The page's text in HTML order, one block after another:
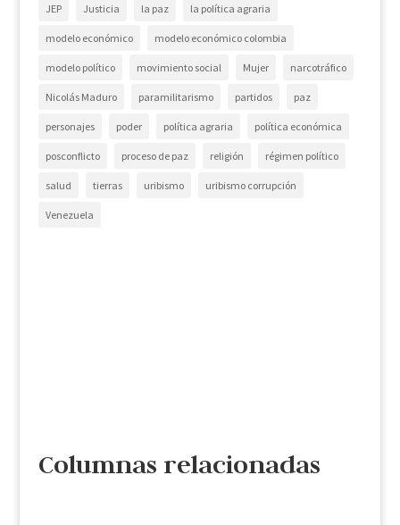
JEP Justicia la paz la política agraria
modelo económico modelo económico colombia
modelo político movimiento social Mujer narcotráfico
Nicolás Maduro paramilitarismo partidos paz
personajes poder política agraria política económica
posconflicto proceso de paz religión régimen político
salud tierras uribismo uribismo corrupción
Venezuela
Columnas relacionadas